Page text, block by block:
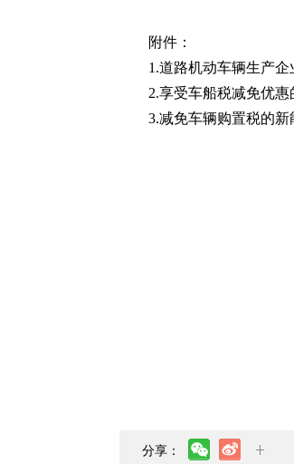
附件：
1.道路机动车辆生产企
2.享受车船税减免优
3.减免车辆购置税的
分享：